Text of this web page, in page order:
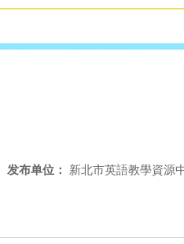
发布单位： 新北市英語教學資源